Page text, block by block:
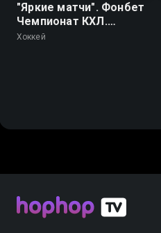
"Яркие матчи". Фонбет
Чемпионат КХЛ.
"Динамо" (Минск) - СКА
Хоккей